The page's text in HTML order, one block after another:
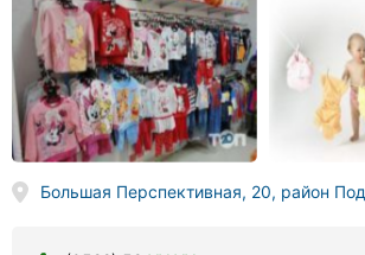
Большая Перспективная, 20, район